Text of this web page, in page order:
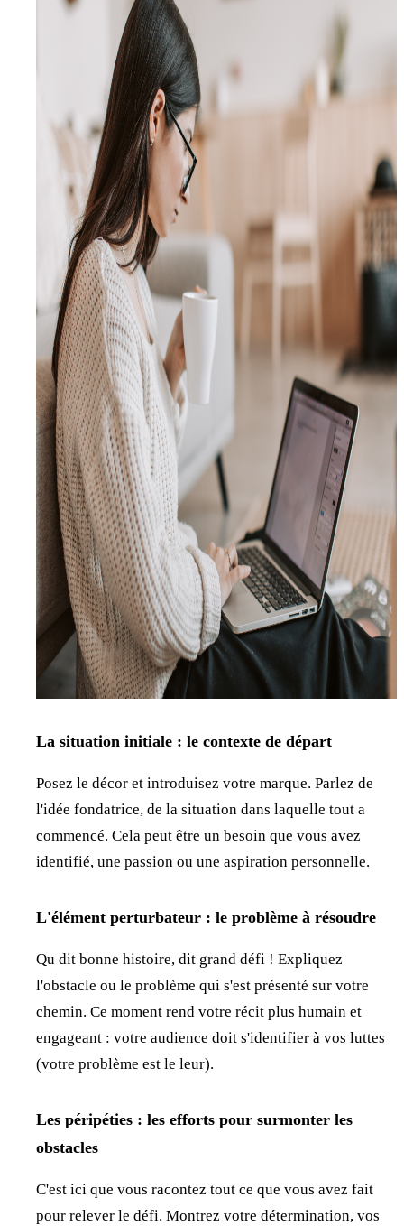
La situation initiale : le contexte de départ
Posez le décor et introduisez votre marque. Parlez de
l'idée fondatrice, de la situation dans laquelle tout a
commencé. Cela peut être un besoin que vous avez
identifié, une passion ou une aspiration personnelle.
L'élément perturbateur : le problème à résoudre
Qu dit bonne histoire, dit grand défi ! Expliquez
l'obstacle ou le problème qui s'est présenté sur votre
chemin. Ce moment rend votre récit plus humain et
engageant : votre audience doit s'identifier à vos luttes
(votre problème est le leur).
Les péripéties : les efforts pour surmonter les
obstacles
C'est ici que vous racontez tout ce que vous avez fait
pour relever le défi. Montrez votre détermination, vos